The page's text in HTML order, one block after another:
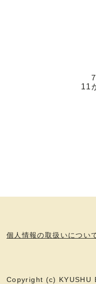
７
11
個人情報の取扱いについ
Copyright (c) KYUSHU